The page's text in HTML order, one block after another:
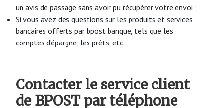
un avis de passage sans avoir pu récupérer votre envoi ;
Si vous avez des questions sur les produits et services
bancaires offerts par bpost banque, tels que les
comptes d’épargne, les prêts, etc.
Contacter le service client
de BPOST par téléphone